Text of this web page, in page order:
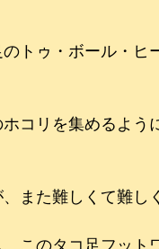
のトゥ・ボール・
ホコリを集めるよう
、また難しくて難し